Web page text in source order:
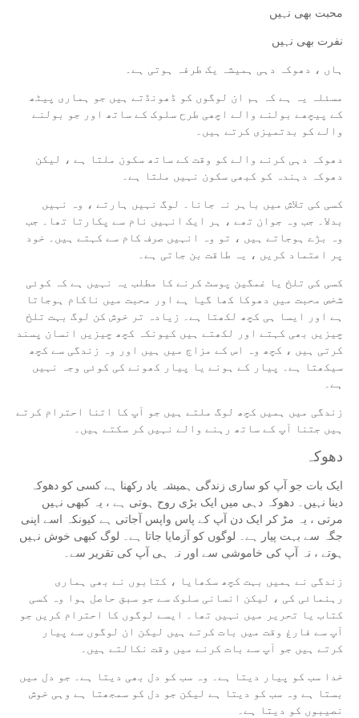
محبت بھی نہیں
نفرت بھی نہیں
ہاں ، دھوکہ دہی ہمیشہ یک طرفہ ہوتی ہے۔
مسئلہ یہ ہے کہ ہم ان لوگوں کو ڈھونڈتے ہیں جو ہماری پیٹھ
کے پیچھے بولنے والے اچھی طرح سلوک کے ساتھ اور جو بولنے
والے کو بدتمیزی کرتے ہیں۔
دھوکہ دہی کرنے والے کو وقت کے ساتھ سکون ملتا ہے ، لیکن
دھوکہ دہندہ کو کبھی سکون نہیں ملتا ہے۔
کسی کی تلاش میں باہر نہ جانا۔ لوگ نہیں ہارتے ، وہ نہیں
بدلا۔ جب وہ جوان تھے ، ہر ایک انہیں نام سے پکارتا تھا۔ جب
وہ بڑے ہوجاتے ہیں ، تو وہ انہیں صرف کام سے کہتے ہیں۔ خود
پر اعتماد کریں ، یہ طاقت بن جاتی ہے۔
کسی کی تلخ یا غمگین پوسٹ کرنے کا مطلب یہ نہیں ہے کہ کوئی
شخص محبت میں دھوکا کھا گیا ہے اور محبت میں ناکام ہوجاتا
ہے اور ایسا ہی کچھ لکھتا ہے۔ زیادہ تر خوش کن لوگ بہت تلخ
چیزیں بھی کہتے اور لکھتے ہیں کیونکہ کچھ چیزیں انسان پسند
کرتی ہیں ، کچھ وہ اس کے مزاج میں ہیں اور وہ زندگی سے کچھ
سیکھتا ہے۔ پیار کے ہونے یا پیار کھونے کی کوئی وجہ نہیں
ہے۔
زندگی میں ہمیں کچھ لوگ ملتے ہیں جو آپ کا اتنا احترام کرتے
ہیں جتنا آپ کے ساتھ رہنے والے نہیں کر سکتے ہیں۔
دھوکہ
ایک بات جو آپ کو ساری زندگی ہمیشہ یاد رکھنا ہے کسی کو دھوکہ
دینا نہیں۔ دھوکہ دہی میں ایک بڑی روح ہوتی ہے ، یہ کبھی نہیں
مرتی ، یہ مڑ کر ایک دن آپ کے پاس واپس آجاتی ہے کیونکہ اسے اپنی
جگہ سے بہت پیار ہے۔ لوگوں کو آزمایا جاتا ہے۔ لوگ کبھی خوش نہیں
ہوتے ، نہ آپ کی خاموشی سے اور نہ ہی آپ کی تقریر سے۔
زندگی نے ہمیں بہت کچھ سکھایا ، کتابوں نے بھی ہماری
رہنمائی کی ، لیکن انسانی سلوک سے جو سبق حاصل ہوا وہ کسی
کتاب یا تحریر میں نہیں تھا۔ ایسے لوگوں کا احترام کریں جو
آپ سے فارغ وقت میں بات کرتے ہیں لیکن ان لوگوں سے پیار
کرتے ہیں جو آپ سے بات کرنے میں وقت نکالتے ہیں۔
خدا سب کو پیار دیتا ہے۔ وہ سب کو دل بھی دیتا ہے۔ جو دل میں
بستا ہے وہ سب کو دیتا ہے لیکن جو دل کو سمجھتا ہے وہی خوش
نصیبوں کو دیتا ہے۔